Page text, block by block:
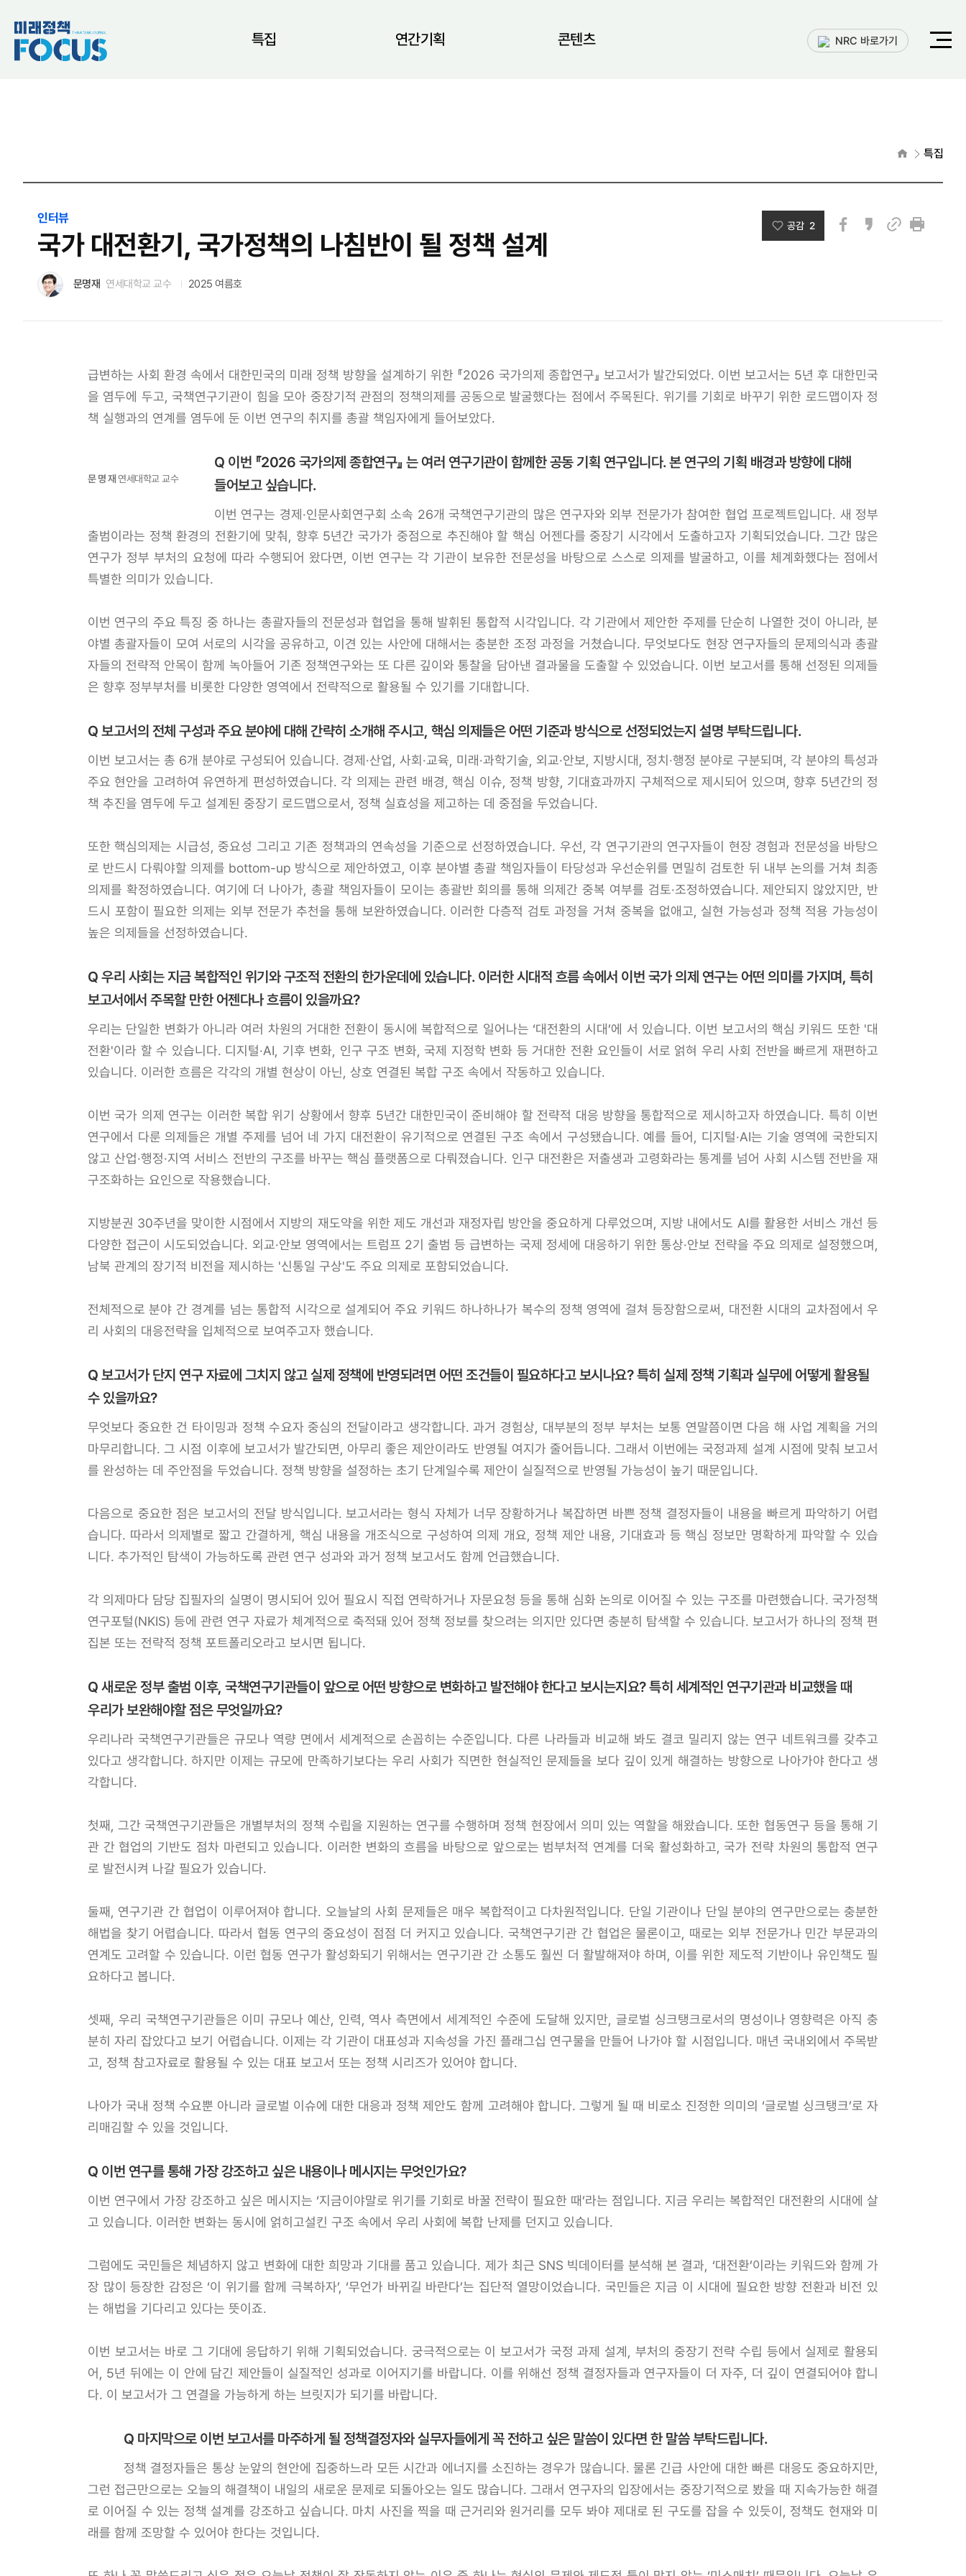
특집 연간기획 콘텐츠 NRC 바로가기
전체메
열기
홈으로
특집
인터뷰
국가 대전환기, 국가정책의 나침반이 될 정책 설계
문명재 연세대학교 교수 2025 여름호
공감 2
급변하는 사회 환경 속에서 대한민국의 미래 정책 방향을 설계하기 위한 『2026 국가의제 종합연구』 보고서가 발간되었다. 이번 보고서는 5년 후 대한민국
을 염두에 두고, 국책연구기관이 힘을 모아 중장기적 관점의 정책의제를 공동으로 발굴했다는 점에서 주목된다. 위기를 기회로 바꾸기 위한 로드맵이자 정
책 실행과의 연계를 염두에 둔 이번 연구의 취지를 총괄 책임자에게 들어보았다.
문 명 재 연세대학교 교수
Q 이번 『2026 국가의제 종합연구』 는 여러 연구기관이 함께한 공동 기획 연구입니다. 본 연구의 기획 배경과 방향에 대해
들어보고 싶습니다.
이번 연구는 경제·인문사회연구회 소속 26개 국책연구기관의 많은 연구자와 외부 전문가가 참여한 협업 프로젝트입니다. 새 정부
출범이라는 정책 환경의 전환기에 맞춰, 향후 5년간 국가가 중점으로 추진해야 할 핵심 어젠다를 중장기 시각에서 도출하고자 기획되었습니다. 그간 많은
연구가 정부 부처의 요청에 따라 수행되어 왔다면, 이번 연구는 각 기관이 보유한 전문성을 바탕으로 스스로 의제를 발굴하고, 이를 체계화했다는 점에서
특별한 의미가 있습니다.
이번 연구의 주요 특징 중 하나는 총괄자들의 전문성과 협업을 통해 발휘된 통합적 시각입니다. 각 기관에서 제안한 주제를 단순히 나열한 것이 아니라, 분
야별 총괄자들이 모여 서로의 시각을 공유하고, 이견 있는 사안에 대해서는 충분한 조정 과정을 거쳤습니다. 무엇보다도 현장 연구자들의 문제의식과 총괄
자들의 전략적 안목이 함께 녹아들어 기존 정책연구와는 또 다른 깊이와 통찰을 담아낸 결과물을 도출할 수 있었습니다. 이번 보고서를 통해 선정된 의제들
은 향후 정부부처를 비롯한 다양한 영역에서 전략적으로 활용될 수 있기를 기대합니다.
Q 보고서의 전체 구성과 주요 분야에 대해 간략히 소개해 주시고, 핵심 의제들은 어떤 기준과 방식으로 선정되었는지 설명 부탁드립니다.
이번 보고서는 총 6개 분야로 구성되어 있습니다. 경제·산업, 사회·교육, 미래·과학기술, 외교·안보, 지방시대, 정치·행정 분야로 구분되며, 각 분야의 특성과
주요 현안을 고려하여 유연하게 편성하였습니다. 각 의제는 관련 배경, 핵심 이슈, 정책 방향, 기대효과까지 구체적으로 제시되어 있으며, 향후 5년간의 정
책 추진을 염두에 두고 설계된 중장기 로드맵으로서, 정책 실효성을 제고하는 데 중점을 두었습니다.
또한 핵심의제는 시급성, 중요성 그리고 기존 정책과의 연속성을 기준으로 선정하였습니다. 우선, 각 연구기관의 연구자들이 현장 경험과 전문성을 바탕으
로 반드시 다뤄야할 의제를 bottom-up 방식으로 제안하였고, 이후 분야별 총괄 책임자들이 타당성과 우선순위를 면밀히 검토한 뒤 내부 논의를 거쳐 최종
의제를 확정하였습니다. 여기에 더 나아가, 총괄 책임자들이 모이는 총괄반 회의를 통해 의제간 중복 여부를 검토·조정하였습니다. 제안되지 않았지만, 반
드시 포함이 필요한 의제는 외부 전문가 추천을 통해 보완하였습니다. 이러한 다층적 검토 과정을 거쳐 중복을 없애고, 실현 가능성과 정책 적용 가능성이
높은 의제들을 선정하였습니다.
Q 우리 사회는 지금 복합적인 위기와 구조적 전환의 한가운데에 있습니다. 이러한 시대적 흐름 속에서 이번 국가 의제 연구는 어떤 의미를 가지며, 특히
보고서에서 주목할 만한 어젠다나 흐름이 있을까요?
우리는 단일한 변화가 아니라 여러 차원의 거대한 전환이 동시에 복합적으로 일어나는 ‘대전환의 시대’에 서 있습니다. 이번 보고서의 핵심 키워드 또한 '대
전환'이라 할 수 있습니다. 디지털·AI, 기후 변화, 인구 구조 변화, 국제 지정학 변화 등 거대한 전환 요인들이 서로 얽혀 우리 사회 전반을 빠르게 재편하고
있습니다. 이러한 흐름은 각각의 개별 현상이 아닌, 상호 연결된 복합 구조 속에서 작동하고 있습니다.
이번 국가 의제 연구는 이러한 복합 위기 상황에서 향후 5년간 대한민국이 준비해야 할 전략적 대응 방향을 통합적으로 제시하고자 하였습니다. 특히 이번
연구에서 다룬 의제들은 개별 주제를 넘어 네 가지 대전환이 유기적으로 연결된 구조 속에서 구성됐습니다. 예를 들어, 디지털·AI는 기술 영역에 국한되지
않고 산업·행정·지역 서비스 전반의 구조를 바꾸는 핵심 플랫폼으로 다뤄졌습니다. 인구 대전환은 저출생과 고령화라는 통계를 넘어 사회 시스템 전반을 재
구조화하는 요인으로 작용했습니다.
지방분권 30주년을 맞이한 시점에서 지방의 재도약을 위한 제도 개선과 재정자립 방안을 중요하게 다루었으며, 지방 내에서도 AI를 활용한 서비스 개선 등
다양한 접근이 시도되었습니다. 외교·안보 영역에서는 트럼프 2기 출범 등 급변하는 국제 정세에 대응하기 위한 통상·안보 전략을 주요 의제로 설정했으며,
남북 관계의 장기적 비전을 제시하는 '신통일 구상'도 주요 의제로 포함되었습니다.
전체적으로 분야 간 경계를 넘는 통합적 시각으로 설계되어 주요 키워드 하나하나가 복수의 정책 영역에 걸쳐 등장함으로써, 대전환 시대의 교차점에서 우
리 사회의 대응전략을 입체적으로 보여주고자 했습니다.
Q 보고서가 단지 연구 자료에 그치지 않고 실제 정책에 반영되려면 어떤 조건들이 필요하다고 보시나요? 특히 실제 정책 기획과 실무에 어떻게 활용될
수 있을까요?
무엇보다 중요한 건 타이밍과 정책 수요자 중심의 전달이라고 생각합니다. 과거 경험상, 대부분의 정부 부처는 보통 연말쯤이면 다음 해 사업 계획을 거의
마무리합니다. 그 시점 이후에 보고서가 발간되면, 아무리 좋은 제안이라도 반영될 여지가 줄어듭니다. 그래서 이번에는 국정과제 설계 시점에 맞춰 보고서
를 완성하는 데 주안점을 두었습니다. 정책 방향을 설정하는 초기 단계일수록 제안이 실질적으로 반영될 가능성이 높기 때문입니다.
다음으로 중요한 점은 보고서의 전달 방식입니다. 보고서라는 형식 자체가 너무 장황하거나 복잡하면 바쁜 정책 결정자들이 내용을 빠르게 파악하기 어렵
습니다. 따라서 의제별로 짧고 간결하게, 핵심 내용을 개조식으로 구성하여 의제 개요, 정책 제안 내용, 기대효과 등 핵심 정보만 명확하게 파악할 수 있습
니다. 추가적인 탐색이 가능하도록 관련 연구 성과와 과거 정책 보고서도 함께 언급했습니다.
각 의제마다 담당 집필자의 실명이 명시되어 있어 필요시 직접 연락하거나 자문요청 등을 통해 심화 논의로 이어질 수 있는 구조를 마련했습니다. 국가정책
연구포털(NKIS) 등에 관련 연구 자료가 체계적으로 축적돼 있어 정책 정보를 찾으려는 의지만 있다면 충분히 탐색할 수 있습니다. 보고서가 하나의 정책 편
집본 또는 전략적 정책 포트폴리오라고 보시면 됩니다.
Q 새로운 정부 출범 이후, 국책연구기관들이 앞으로 어떤 방향으로 변화하고 발전해야 한다고 보시는지요? 특히 세계적인 연구기관과 비교했을 때
우리가 보완해야할 점은 무엇일까요?
우리나라 국책연구기관들은 규모나 역량 면에서 세계적으로 손꼽히는 수준입니다. 다른 나라들과 비교해 봐도 결코 밀리지 않는 연구 네트워크를 갖추고
있다고 생각합니다. 하지만 이제는 규모에 만족하기보다는 우리 사회가 직면한 현실적인 문제들을 보다 깊이 있게 해결하는 방향으로 나아가야 한다고 생
각합니다.
첫째, 그간 국책연구기관들은 개별부처의 정책 수립을 지원하는 연구를 수행하며 정책 현장에서 의미 있는 역할을 해왔습니다. 또한 협동연구 등을 통해 기
관 간 협업의 기반도 점차 마련되고 있습니다. 이러한 변화의 흐름을 바탕으로 앞으로는 범부처적 연계를 더욱 활성화하고, 국가 전략 차원의 통합적 연구
로 발전시켜 나갈 필요가 있습니다.
둘째, 연구기관 간 협업이 이루어져야 합니다. 오늘날의 사회 문제들은 매우 복합적이고 다차원적입니다. 단일 기관이나 단일 분야의 연구만으로는 충분한
해법을 찾기 어렵습니다. 따라서 협동 연구의 중요성이 점점 더 커지고 있습니다. 국책연구기관 간 협업은 물론이고, 때로는 외부 전문가나 민간 부문과의
연계도 고려할 수 있습니다. 이런 협동 연구가 활성화되기 위해서는 연구기관 간 소통도 훨씬 더 활발해져야 하며, 이를 위한 제도적 기반이나 유인책도 필
요하다고 봅니다.
셋째, 우리 국책연구기관들은 이미 규모나 예산, 인력, 역사 측면에서 세계적인 수준에 도달해 있지만, 글로벌 싱크탱크로서의 명성이나 영향력은 아직 충
분히 자리 잡았다고 보기 어렵습니다. 이제는 각 기관이 대표성과 지속성을 가진 플래그십 연구물을 만들어 나가야 할 시점입니다. 매년 국내외에서 주목받
고, 정책 참고자료로 활용될 수 있는 대표 보고서 또는 정책 시리즈가 있어야 합니다.
나아가 국내 정책 수요뿐 아니라 글로벌 이슈에 대한 대응과 정책 제안도 함께 고려해야 합니다. 그렇게 될 때 비로소 진정한 의미의 ‘글로벌 싱크탱크’로 자
리매김할 수 있을 것입니다.
Q 이번 연구를 통해 가장 강조하고 싶은 내용이나 메시지는 무엇인가요?
이번 연구에서 가장 강조하고 싶은 메시지는 ‘지금이야말로 위기를 기회로 바꿀 전략이 필요한 때’라는 점입니다. 지금 우리는 복합적인 대전환의 시대에 살
고 있습니다. 이러한 변화는 동시에 얽히고설킨 구조 속에서 우리 사회에 복합 난제를 던지고 있습니다.
그럼에도 국민들은 체념하지 않고 변화에 대한 희망과 기대를 품고 있습니다. 제가 최근 SNS 빅데이터를 분석해 본 결과, ‘대전환’이라는 키워드와 함께 가
장 많이 등장한 감정은 ‘이 위기를 함께 극복하자’, ‘무언가 바뀌길 바란다’는 집단적 열망이었습니다. 국민들은 지금 이 시대에 필요한 방향 전환과 비전 있
는 해법을 기다리고 있다는 뜻이죠.
이번 보고서는 바로 그 기대에 응답하기 위해 기획되었습니다. 궁극적으로는 이 보고서가 국정 과제 설계, 부처의 중장기 전략 수립 등에서 실제로 활용되
어, 5년 뒤에는 이 안에 담긴 제안들이 실질적인 성과로 이어지기를 바랍니다. 이를 위해선 정책 결정자들과 연구자들이 더 자주, 더 깊이 연결되어야 합니
다. 이 보고서가 그 연결을 가능하게 하는 브릿지가 되기를 바랍니다.
Q 마지막으로 이번 보고서를 마주하게 될 정책결정자와 실무자들에게 꼭 전하고 싶은 말씀이 있다면 한 말씀 부탁드립니다.
정책 결정자들은 통상 눈앞의 현안에 집중하느라 모든 시간과 에너지를 소진하는 경우가 많습니다. 물론 긴급 사안에 대한 빠른 대응도 중요하지만,
그런 접근만으로는 오늘의 해결책이 내일의 새로운 문제로 되돌아오는 일도 많습니다. 그래서 연구자의 입장에서는 중장기적으로 봤을 때 지속가능한 해결
로 이어질 수 있는 정책 설계를 강조하고 싶습니다. 마치 사진을 찍을 때 근거리와 원거리를 모두 봐야 제대로 된 구도를 잡을 수 있듯이, 정책도 현재와 미
래를 함께 조망할 수 있어야 한다는 것입니다.